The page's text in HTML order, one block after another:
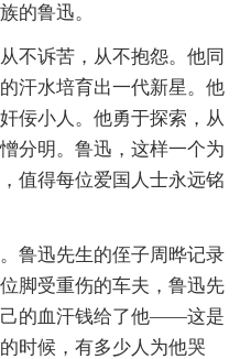
的鲁迅。
不诉苦，从不抱怨。他同
汗水培育出一代新星。他
佞小人。他勇于探索，从
分明。鲁迅，这样一个为
值得每位爱国人士永远铭
鲁迅先生的侄子周晔记录
脚受重伤的车夫，鲁迅先
的血汗钱给了他——这是
时候，有多少人为他哭